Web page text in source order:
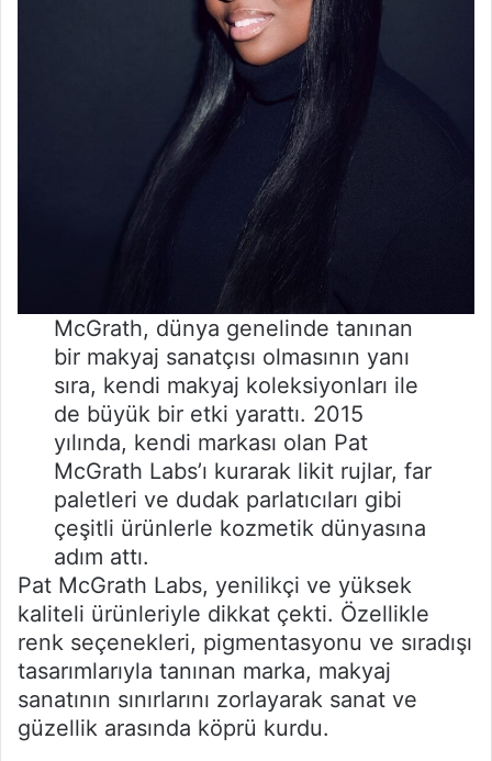
McGrath, dünya genelinde tanınan
bir makyaj sanatçısı olmasının yanı
sıra, kendi makyaj koleksiyonları ile
de büyük bir etki yarattı. 2015
yılında, kendi markası olan Pat
McGrath Labs’ı kurarak likit rujlar, far
paletleri ve dudak parlatıcıları gibi
çeşitli ürünlerle kozmetik dünyasına
adım attı.
Pat McGrath Labs, yenilikçi ve yüksek
kaliteli ürünleriyle dikkat çekti. Özellikle
renk seçenekleri, pigmentasyonu ve sıradışı
tasarımlarıyla tanınan marka, makyaj
sanatının sınırlarını zorlayarak sanat ve
güzellik arasında köprü kurdu.